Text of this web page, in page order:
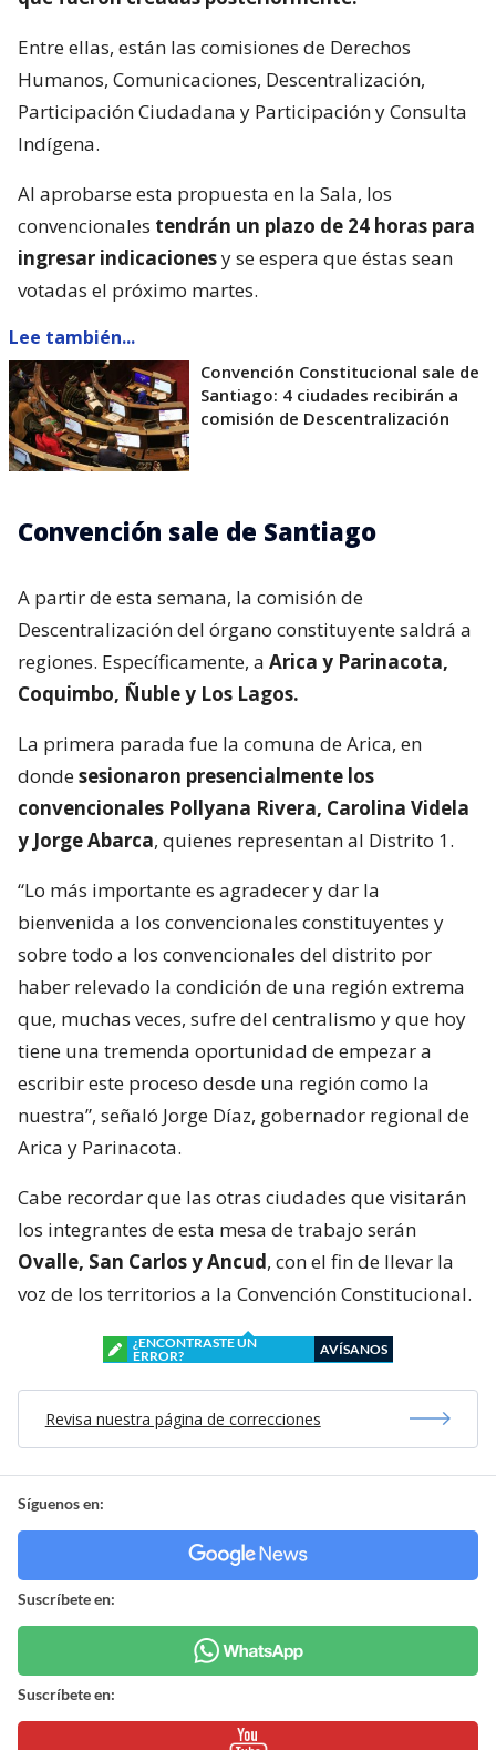
Entre ellas, están las comisiones de Derechos
Humanos, Comunicaciones, Descentralización,
Participación Ciudadana y Participación y Consulta
Indígena.
Al aprobarse esta propuesta en la Sala, los
convencionales tendrán un plazo de 24 horas para
ingresar indicacionesy se espera que éstas sean
votadas el próximo martes.
Lee también...
Convención Constitucional sale de
Santiago: 4 ciudades recibirán a
comisión de Descentralización
Convención sale de Santiago
A partir de esta semana, la comisión de
Descentralización del órgano constituyente saldrá a
regiones. Específicamente, a Arica y Parinacota,
Coquimbo, Ñuble y Los Lagos.
La primera parada fue la comuna de Arica, en
dondesesionaron presencialmente los
convencionales Pollyana Rivera, Carolina Videla
y Jorge Abarca, quienes representan al Distrito 1.
“Lo más importante es agradecer y dar la
bienvenida a los convencionales constituyentes y
sobre todo a los convencionales del distrito por
haber relevado la condición de una región extrema
que, muchas veces, sufre del centralismo y que hoy
tiene una tremenda oportunidad de empezar a
escribir este proceso desde una región como la
nuestra”, señaló Jorge Díaz, gobernador regional de
Arica y Parinacota.
Cabe recordar que las otras ciudades que visitarán
los integrantes de esta mesa de trabajo serán
Ovalle, San Carlos y Ancud, con el fin de llevar la
voz de los territorios a la Convención Constitucional.
¿ENCONTRASTE UN
ERROR?
AVÍSANOS
Revisa nuestra página de correcciones
Síguenos en:
Suscríbete en:
Suscríbete en: